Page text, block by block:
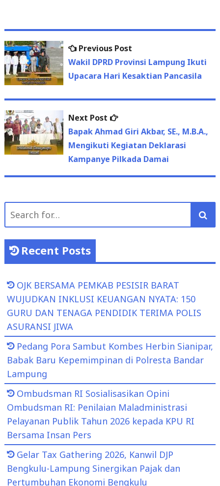
Post
navigation
Previous Post
post:
Wakil DPRD Provinsi Lampung Ikuti
Upacara Hari Kesaktian Pancasila
Next Post
Next
post:
Bapak Ahmad Giri Akbar, SE., M.B.A.,
Mengikuti Kegiatan Deklarasi
Kampanye Pilkada Damai
Search
Recent Posts
OJK BERSAMA PEMKAB PESISIR BARAT
WUJUDKAN INKLUSI KEUANGAN NYATA: 150
GURU DAN TENAGA PENDIDIK TERIMA POLIS
ASURANSI JIWA
Pedang Pora Sambut Kombes Herbin Sianipar,
Babak Baru Kepemimpinan di Polresta Bandar
Lampung
Ombudsman RI Sosialisasikan Opini
Ombudsman RI: Penilaian Maladministrasi
Pelayanan Publik Tahun 2026 kepada KPU RI
Bersama Insan Pers
Gelar Tax Gathering 2026, Kanwil DJP
Bengkulu-Lampung Sinergikan Pajak dan
Pertumbuhan Ekonomi Bengkulu